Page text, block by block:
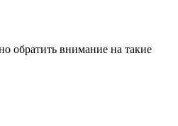
обратить внимание на такие